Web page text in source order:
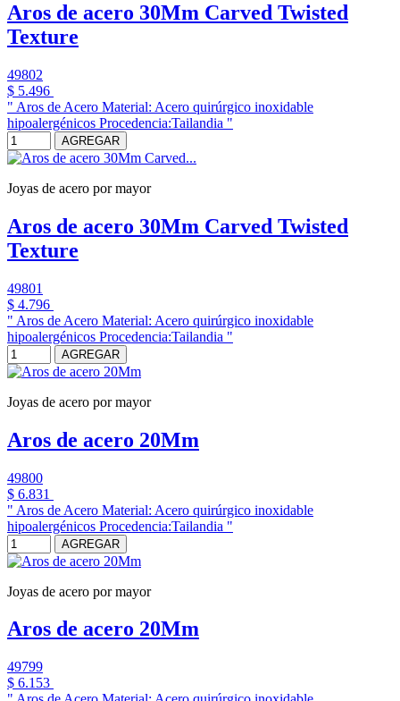
Aros de acero 30Mm Carved Twisted
Texture
49802
$ 5.496
" Aros de Acero Material: Acero quirúrgico inoxidable
hipoalergénicos Procedencia:Tailandia "
AGREGAR
Joyas de acero por mayor
Aros de acero 30Mm Carved Twisted
Texture
49801
$ 4.796
" Aros de Acero Material: Acero quirúrgico inoxidable
hipoalergénicos Procedencia:Tailandia "
AGREGAR
Joyas de acero por mayor
Aros de acero 20Mm
49800
$ 6.831
" Aros de Acero Material: Acero quirúrgico inoxidable
hipoalergénicos Procedencia:Tailandia "
AGREGAR
Joyas de acero por mayor
Aros de acero 20Mm
49799
$ 6.153